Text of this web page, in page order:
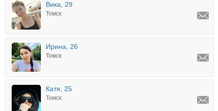
Вика, 29
Томск
Ирина, 26
Томск
Катя, 25
Томск